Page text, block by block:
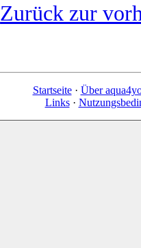
Zurück zur
Startseite· Über
Links·